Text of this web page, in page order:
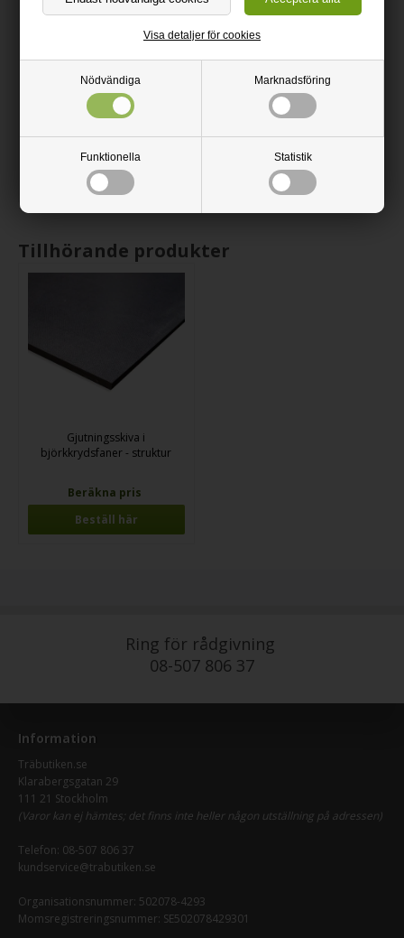
Nödvändiga Marknadsföring
Funktionella Statistik
Visa detaljer för cookies
göra med en vanlig träborr och skruva skivan med träskruvar.
vanligt träverktyg till det.
Finns i flera tjocklekar.
Alla skivorna levereras skurna med cirkelsåg.
Tillhörande produkter
Gjutningsskiva i
björkkrydsfaner - struktur
Beräkna pris
Beställ här
Ring för rådgivning
08-507 806 37
Information
Träbutiken.se
Klarabergsgatan 29
111 21 Stockholm
(Varor kan ej hämtes; det finns inte heller någon utställning på adressen)
Telefon: 08-507 806 37
kundservice@trabutiken.se
Organisationsnummer: 502078-4293
Momsregistreringsnummer: SE502078429301